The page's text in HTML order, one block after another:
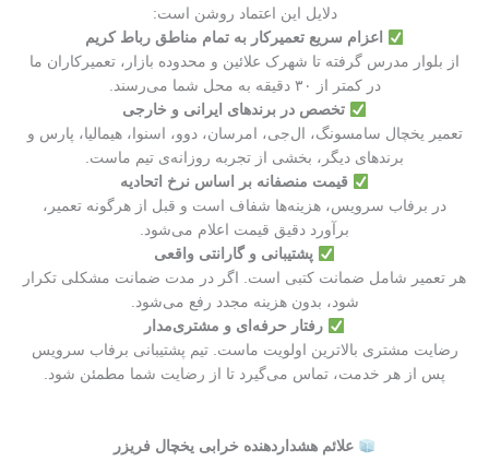
دلایل این اعتماد روشن است:
اعزام سریع تعمیرکار به تمام مناطق رباط کریم
از بلوار مدرس گرفته تا شهرک علائین و محدوده بازار، تعمیرکاران ما
در کمتر از ۳۰ دقیقه به محل شما می‌رسند.
تخصص در برندهای ایرانی و خارجی
تعمیر یخچال سامسونگ، ال‌جی، امرسان، دوو، اسنوا، هیمالیا، پارس و
برندهای دیگر، بخشی از تجربه روزانه‌ی تیم ماست.
قیمت منصفانه بر اساس نرخ اتحادیه
در برفاب سرویس، هزینه‌ها شفاف است و قبل از هرگونه تعمیر،
برآورد دقیق قیمت اعلام می‌شود.
پشتیبانی و گارانتی واقعی
هر تعمیر شامل ضمانت کتبی است. اگر در مدت ضمانت مشکلی تکرار
شود، بدون هزینه مجدد رفع می‌شود.
رفتار حرفه‌ای و مشتری‌مدار
رضایت مشتری بالاترین اولویت ماست. تیم پشتیبانی برفاب سرویس
پس از هر خدمت، تماس می‌گیرد تا از رضایت شما مطمئن شود.
علائم هشداردهنده خرابی یخچال فریزر